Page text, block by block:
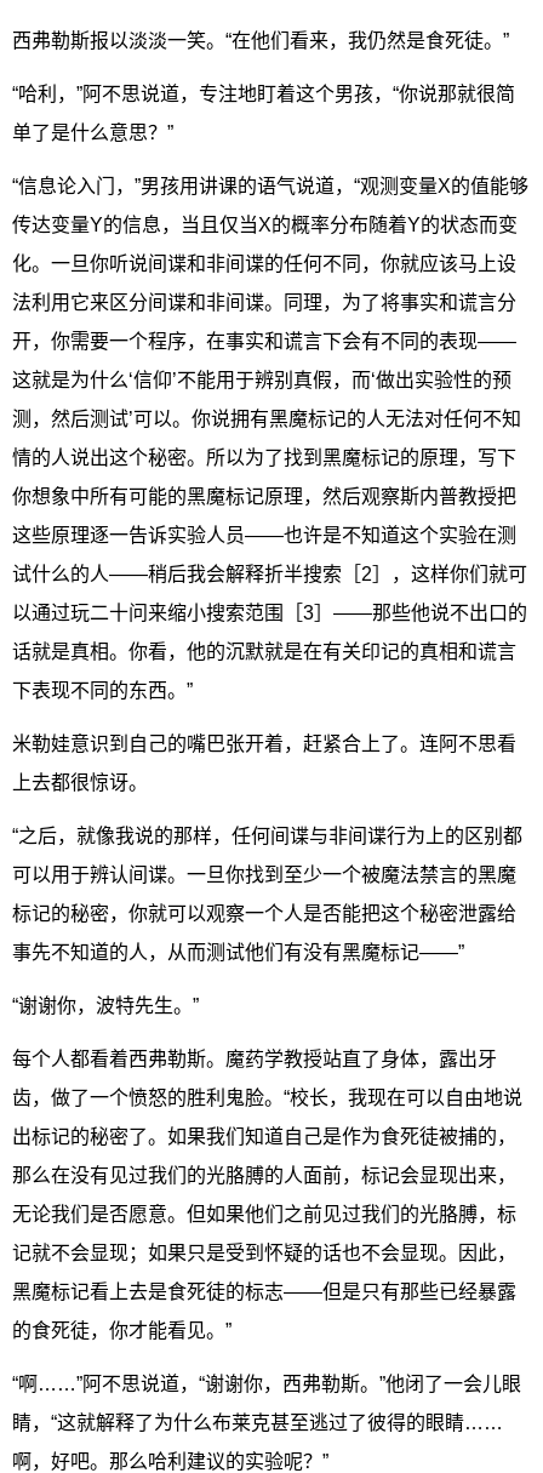
西弗勒斯报以淡淡一笑。“在他们看来，我仍然是食死徒。”
“哈利，”阿不思说道，专注地盯着这个男孩，“你说那就很简
单了是什么意思？”
“信息论入门，”男孩用讲课的语气说道，“观测变量X的值能够
传达变量Y的信息，当且仅当X的概率分布随着Y的状态而变
化。一旦你听说间谍和非间谍的任何不同，你就应该马上设
法利用它来区分间谍和非间谍。同理，为了将事实和谎言分
开，你需要一个程序，在事实和谎言下会有不同的表现——
这就是为什么‘信仰’不能用于辨别真假，而‘做出实验性的预
测，然后测试’可以。你说拥有黑魔标记的人无法对任何不知
情的人说出这个秘密。所以为了找到黑魔标记的原理，写下
你想象中所有可能的黑魔标记原理，然后观察斯内普教授把
这些原理逐一告诉实验人员——也许是不知道这个实验在测
试什么的人——稍后我会解释折半搜索［2］，这样你们就可
以通过玩二十问来缩小搜索范围［3］——那些他说不出口的
话就是真相。你看，他的沉默就是在有关印记的真相和谎言
下表现不同的东西。”
米勒娃意识到自己的嘴巴张开着，赶紧合上了。连阿不思看
上去都很惊讶。
“之后，就像我说的那样，任何间谍与非间谍行为上的区别都
可以用于辨认间谍。一旦你找到至少一个被魔法禁言的黑魔
标记的秘密，你就可以观察一个人是否能把这个秘密泄露给
事先不知道的人，从而测试他们有没有黑魔标记——”
“谢谢你，波特先生。”
每个人都看着西弗勒斯。魔药学教授站直了身体，露出牙
齿，做了一个愤怒的胜利鬼脸。“校长，我现在可以自由地说
出标记的秘密了。如果我们知道自己是作为食死徒被捕的，
那么在没有见过我们的光胳膊的人面前，标记会显现出来，
无论我们是否愿意。但如果他们之前见过我们的光胳膊，标
记就不会显现；如果只是受到怀疑的话也不会显现。因此，
黑魔标记看上去是食死徒的标志——但是只有那些已经暴露
的食死徒，你才能看见。”
“啊……”阿不思说道，“谢谢你，西弗勒斯。”他闭了一会儿眼
睛，“这就解释了为什么布莱克甚至逃过了彼得的眼睛……
啊，好吧。那么哈利建议的实验呢？”